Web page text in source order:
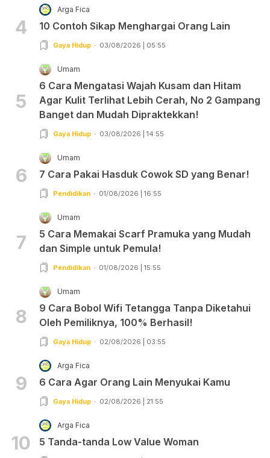
4
Arga Fica
10 Contoh Sikap Menghargai Orang Lain
Gaya Hidup 03/08/2026 | 05:55
5
Umam
6 Cara Mengatasi Wajah Kusam dan Hitam
Agar Kulit Terlihat Lebih Cerah, No 2 Gampang
Banget dan Mudah Dipraktekkan!
Gaya Hidup 03/08/2026 | 14:55
6
Umam
7 Cara Pakai Hasduk Cowok SD yang Benar!
Pendidikan 01/08/2026 | 16:55
7
Umam
5 Cara Memakai Scarf Pramuka yang Mudah
dan Simple untuk Pemula!
Pendidikan 01/08/2026 | 15:55
8
Umam
9 Cara Bobol Wifi Tetangga Tanpa Diketahui
Oleh Pemiliknya, 100% Berhasil!
Gaya Hidup 02/08/2026 | 03:55
9
Arga Fica
6 Cara Agar Orang Lain Menyukai Kamu
Gaya Hidup 02/08/2026 | 21:55
10
Arga Fica
5 Tanda-tanda Low Value Woman